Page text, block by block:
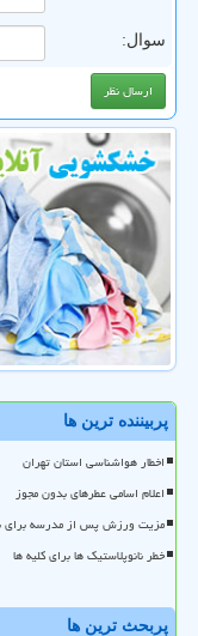
سوال:
پربیننده ترین ها
اخطار هواشناسی استان تهران
اعلام اسامی عطرهای بدون مجوز
مزیت ورزش پس از مدرسه برای
خطر نانوپلاستیک ها برای کلیه ها
پربحث ترین ها